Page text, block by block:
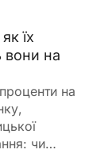
їх
вони на
на
чи